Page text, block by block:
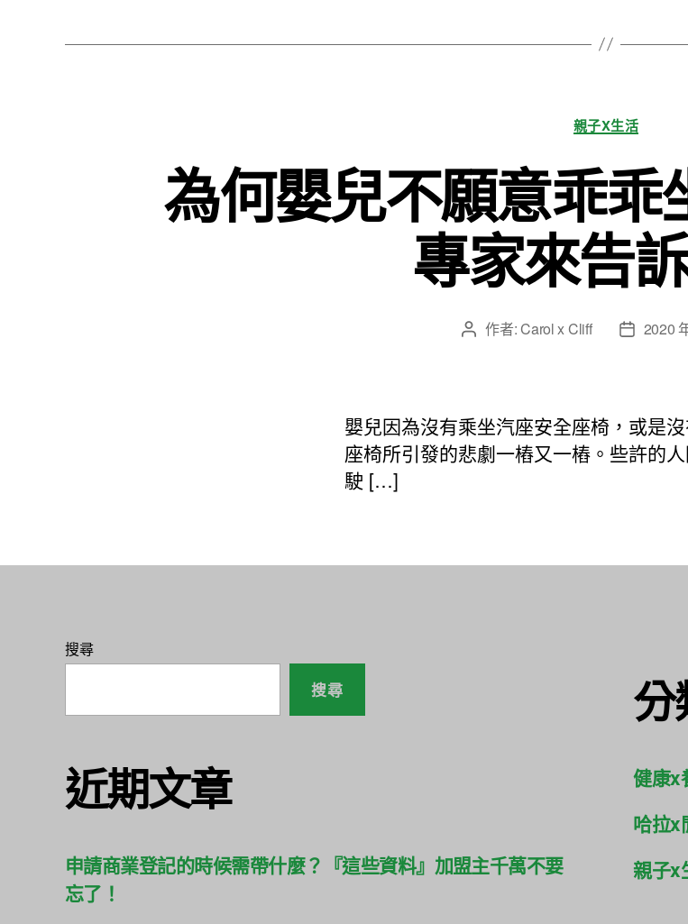
分
類
親子X生活
為何嬰兒不願意乖乖
專家來告
文 作者:Carol x Cliff
文
日
期
2020
嬰兒因為沒有乘坐汽座安全座椅，或是
座椅所引發的悲劇一樁又一樁。些許的
駛 […]
搜尋
搜尋
近期文章
申請商業登記的時候需帶什麼？『這些資料』加盟主千萬不要
忘了！
分
健康x
哈拉x
親子x